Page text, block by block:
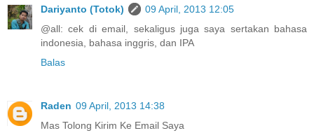
Dariyanto (Totok)
09 April, 2013 12:05
@all: cek di email, sekaligus juga saya sertakan bahasa
indonesia, bahasa inggris, dan IPA
Balas
Raden 09 April, 2013 14:38
Mas Tolong Kirim Ke Email Saya